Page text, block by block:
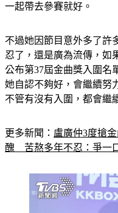
一起帶去參賽就好。
不過她因節目意外多了許
忍了，還是廣為流傳，如
公布第37屆金曲獎入圍名
她自認不夠好，會繼續努
不管有沒有入圍，都會繼
更多新聞： 盧廣仲3度搶
醜　苦熬多年不忍：爭一